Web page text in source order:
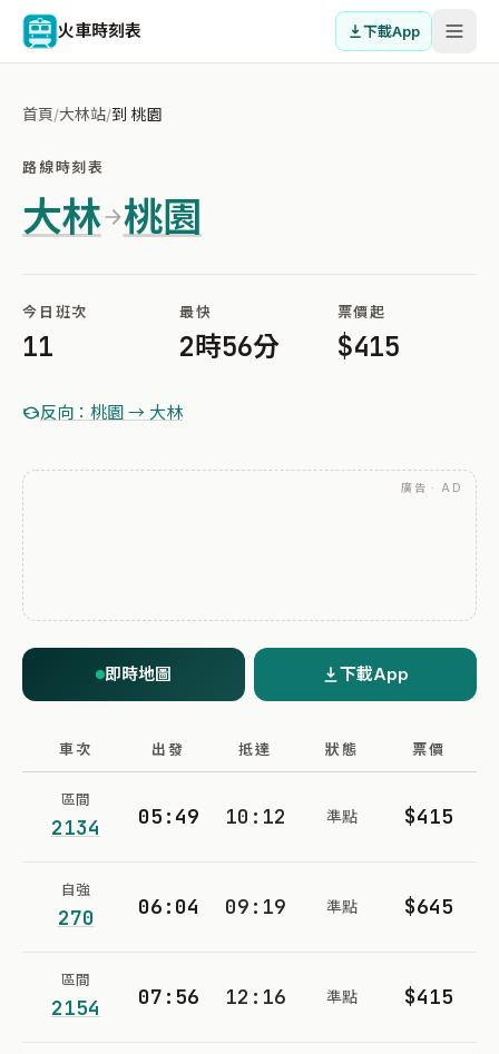
火車時刻表 下載App
首頁/大林站/到 桃園
路線時刻表
大林 桃園
今日班次
11
最快
2時56分
票價起
$415
反向：桃園 → 大林
廣告 · AD
即時地圖 下載App
車次 出發 抵達 狀態 票價
區間
2134 05:49 10:12 準點 $415
自強
270 06:04 09:19 準點 $645
區間
2154 07:56 12:16 準點 $415